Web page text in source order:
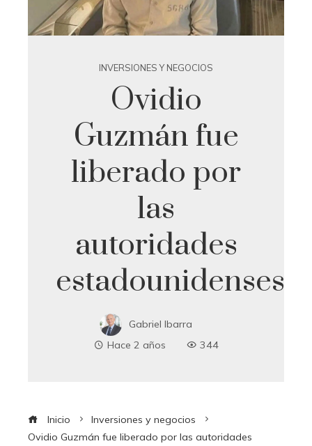
INVERSIONES Y NEGOCIOS
Ovidio
Guzmán fue
liberado por
las
autoridades
estadounidenses
Gabriel Ibarra
Hace 2 años
344
Inicio
Inversiones y negocios
Ovidio Guzmán fue liberado por las autoridades